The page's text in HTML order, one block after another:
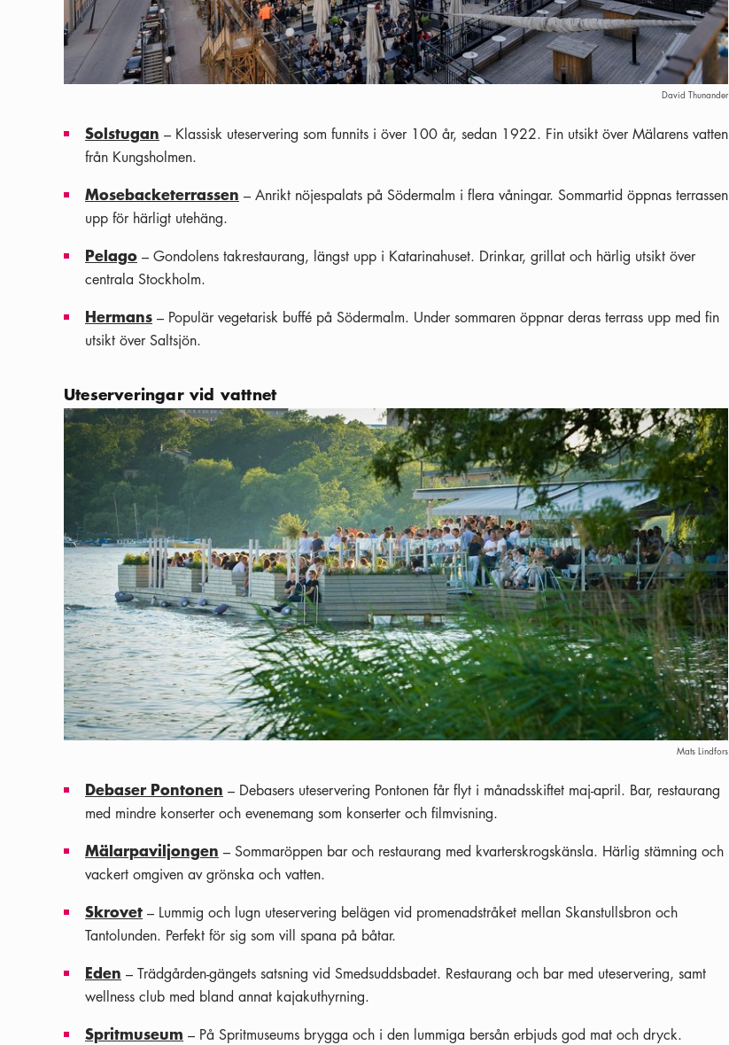
David Thunander
Solstugan – Klassisk uteservering som funnits i över 100 år, sedan 1922. Fin utsikt över Mälarens vatten
från Kungsholmen.
Mosebacketerrassen – Anrikt nöjespalats på Södermalm i flera våningar. Sommartid öppnas terrassen
upp för härligt utehäng.
Pelago – Gondolens takrestaurang, längst upp i Katarinahuset. Drinkar, grillat och härlig utsikt över
centrala Stockholm.
Hermans – Populär vegetarisk buffé på Södermalm. Under sommaren öppnar deras terrass upp med fin
utsikt över Saltsjön.
Uteserveringar vid vattnet
Mats Lindfors
Debaser Pontonen – Debasers uteservering Pontonen får flyt i månadsskiftet maj-april. Bar, restaurang
med mindre konserter och evenemang som konserter och filmvisning.
Mälarpaviljongen – Sommaröppen bar och restaurang med kvarterskrogskänsla. Härlig stämning och
vackert omgiven av grönska och vatten.
Skrovet – Lummig och lugn uteservering belägen vid promenadstråket mellan Skanstullsbron och
Tantolunden. Perfekt för sig som vill spana på båtar.
Eden – Trädgården-gängets satsning vid Smedsuddsbadet. Restaurang och bar med uteservering, samt
wellness club med bland annat kajakuthyrning.
Spritmuseum – På Spritmuseums brygga och i den lummiga bersån erbjuds god mat och dryck.